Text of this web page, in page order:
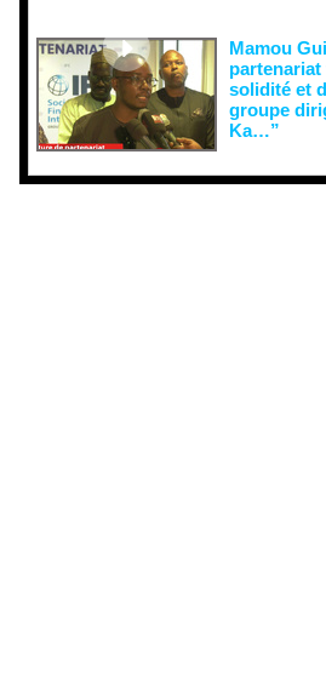
Mamou
partenariat
solidité et
groupe
Ka…”